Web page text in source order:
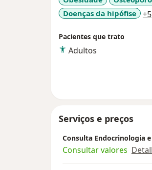
Doenças da hipófise
+5
Pacientes que trato
Adultos
Serviços e preços
Consulta Endocrinologia
Consultar valores